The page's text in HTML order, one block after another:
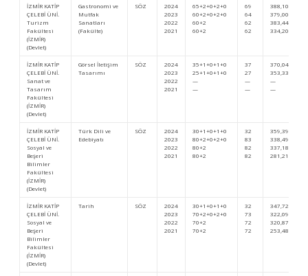
İZMİR KATİP
ÇELEBİ ÜNİ.
Turizm
Fakültesi
(İZMİR)
(Devlet)
Gastronomi ve
Mutfak
Sanatları
(Fakülte)
SÖZ
2024
2023
2022
2021
65+2+0+2+0
60+2+0+2+0
60+2
60+2
69
64
62
62
388,10443
379,00527
383,44910
334,20669
İZMİR KATİP
ÇELEBİ ÜNİ.
Sanat ve
Tasarım
Fakültesi
(İZMİR)
(Devlet)
Görsel İletişim
Tasarımı
SÖZ
2024
2023
2022
2021
35+1+0+1+0
25+1+0+1+0
—
—
37
27
—
—
370,04606
353,33134
—
—
İZMİR KATİP
ÇELEBİ ÜNİ.
Sosyal ve
Beşeri
Bilimler
Fakültesi
(İZMİR)
(Devlet)
Türk Dili ve
Edebiyatı
SÖZ
2024
2023
2022
2021
30+1+0+1+0
80+2+0+2+0
80+2
80+2
32
83
82
82
359,39532
338,49668
337,18857
281,21155
İZMİR KATİP
ÇELEBİ ÜNİ.
Sosyal ve
Beşeri
Bilimler
Fakültesi
(İZMİR)
(Devlet)
Tarih SÖZ
2024
2023
2022
2021
30+1+0+1+0
70+2+0+2+0
70+2
70+2
32
73
72
72
347,72924
322,09790
320,87147
253,48897